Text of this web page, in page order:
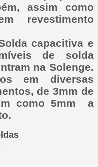
assim como
revestimento
capacitiva e
de solda
na Solenge.
em diversas
de 3mm de
como 5mm a